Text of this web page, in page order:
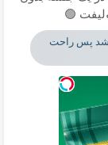
🟢
پس راحت